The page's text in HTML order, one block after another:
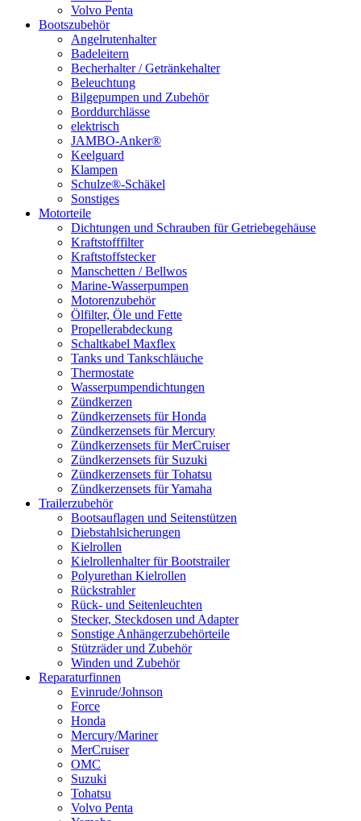
Volvo Penta
Bootszubehör
Angelrutenhalter
Badeleitern
Becherhalter / Getränkehalter
Beleuchtung
Bilgepumpen und Zubehör
Borddurchlässe
elektrisch
JAMBO-Anker®
Keelguard
Klampen
Schulze®-Schäkel
Sonstiges
Motorteile
Dichtungen und Schrauben für Getriebegehäuse
Kraftstofffilter
Kraftstoffstecker
Manschetten / Bellwos
Marine-Wasserpumpen
Motorenzubehör
Ölfilter, Öle und Fette
Propellerabdeckung
Schaltkabel Maxflex
Tanks und Tankschläuche
Thermostate
Wasserpumpendichtungen
Zündkerzen
Zündkerzensets für Honda
Zündkerzensets für Mercury
Zündkerzensets für MerCruiser
Zündkerzensets für Suzuki
Zündkerzensets für Tohatsu
Zündkerzensets für Yamaha
Trailerzubehör
Bootsauflagen und Seitenstützen
Diebstahlsicherungen
Kielrollen
Kielrollenhalter für Bootstrailer
Polyurethan Kielrollen
Rückstrahler
Rück- und Seitenleuchten
Stecker, Steckdosen und Adapter
Sonstige Anhängerzubehörteile
Stützräder und Zubehör
Winden und Zubehör
Reparaturfinnen
Evinrude/Johnson
Force
Honda
Mercury/Mariner
MerCruiser
OMC
Suzuki
Tohatsu
Volvo Penta